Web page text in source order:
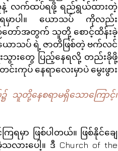
သူနဲ့ လက်ထပ်ရဖို့ ရည်ရွယ်ထားတဲ့
ာပါ။ ယောသပ် ကိုလည်း
ဉ်တော်အတွက် သူတို့ စောင့်ထိန်းခဲ့
ောသပ် ရဲ့ ဇာတိဖြစ်တဲ့ ဗက်လင်
းသွားတွေ ပြည့်နေရလို့ တည်းခိုဖို့
းကုပ် နေရာလေးမှာပဲ မွေးဖွား
သူတို့နေစရာမရှိသောကြောင့်၊
မှာ ဖြစ်ပါတယ်။ ဖြစ်နိုင်ချေ
းပေါ့။ ဒီ Church of the